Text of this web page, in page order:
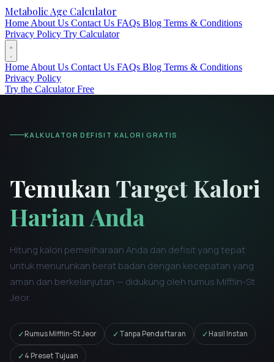
Metabolic Age Calculator
Home About Us Contact Us FAQs Blog Terms & Conditions
Privacy Policy Try Calculator
Home About Us Contact Us FAQs Blog Terms & Conditions
Privacy Policy
Try the Calculator Free
KALKULATOR DEFISIT KALORI GRATIS
Temukan Target Kalori
Harian Anda
Hitung kalori pemeliharaan Anda dan defisit yang tepat
untuk menurunkan berat badan dengan kecepatan yang
aman dan berkelanjutan — didukung oleh rumus Mifflin-St
Jeor.
✓ Rumus Mifflin-St Jeor ✓ Tanpa Pendaftaran ✓ Hasil Instan
✓ 4 Preset Tujuan